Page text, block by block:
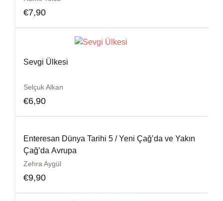
€7,90
Sevgi Ülkesi
Selçuk Alkan
€6,90
Enteresan Dünya Tarihi 5 / Yeni Çağ’da ve Yakın
Çağ’da Avrupa
Zehra Aygül
€9,90